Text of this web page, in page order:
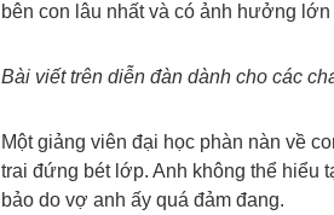
bên con lâu nhất và có ảnh hưởng lớn
Bài viết trên diễn đàn dành cho các
Một giảng viên đại học phàn nàn về
trai đứng bét lớp. Anh không thể hiểu
bảo do vợ anh ấy quá đảm đang.